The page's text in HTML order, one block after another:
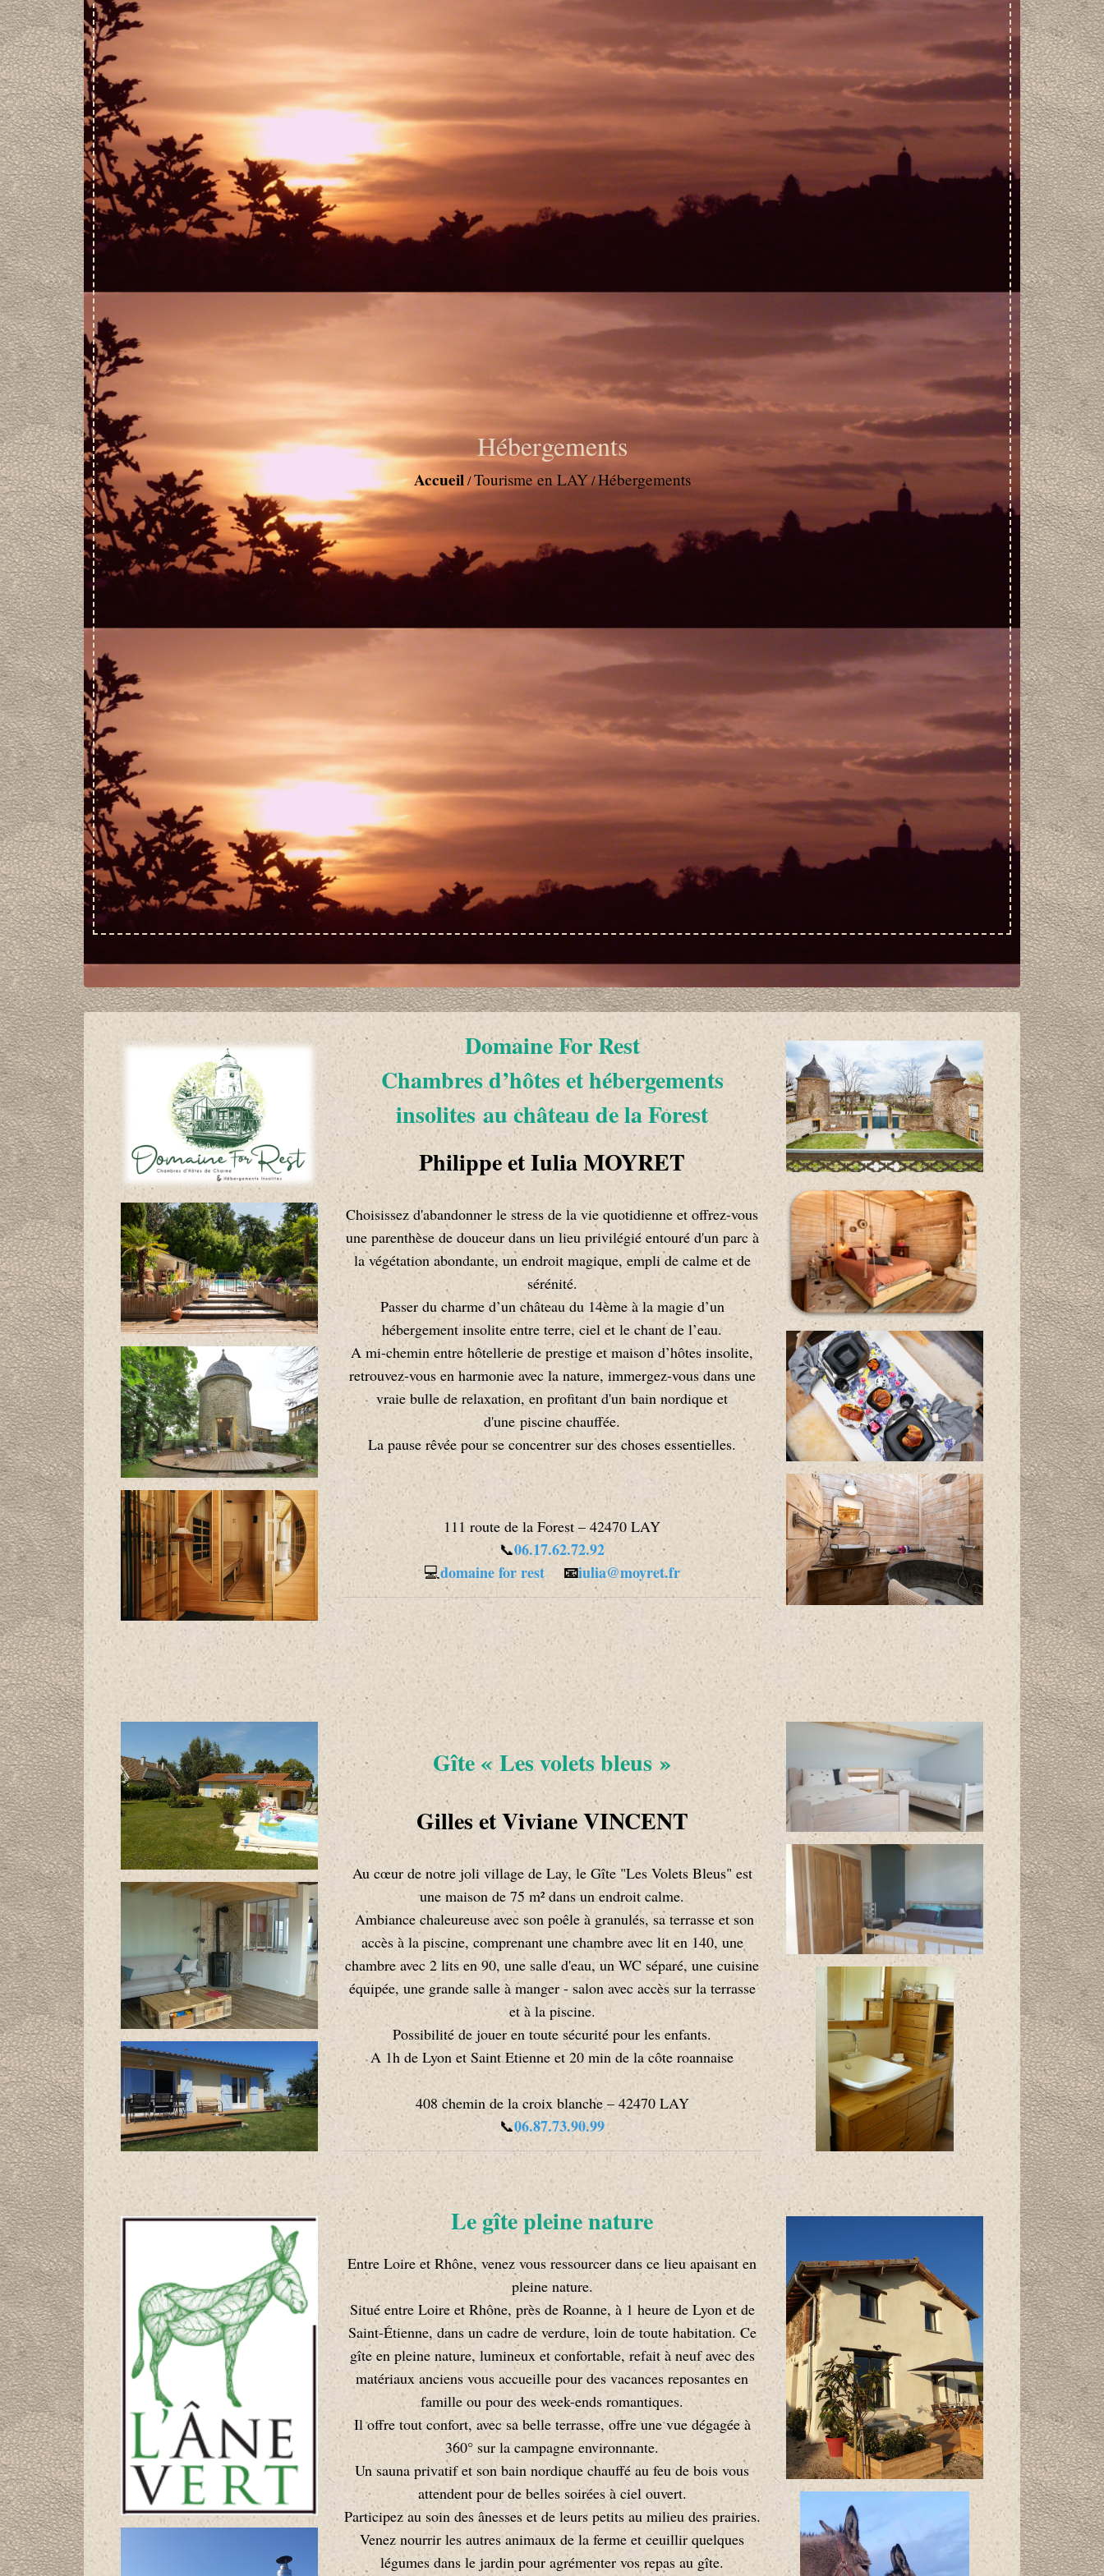
Hébergements
Accueil /Tourisme en LAY/Hébergements
Domaine For Rest
Chambres d’hôtes et hébergements
insolites au château de la Forest
Philippe et Iulia MOYRET
Choisissez d'abandonner le stress de la vie quotidienne et offrez-vous
une parenthèse de douceur dans un lieu privilégié entouré d'un parc à
la végétation abondante, un endroit magique, empli de calme et de
sérénité.
Passer du charme d’un château du 14ème à la magie d’un
hébergement insolite entre terre, ciel et le chant de l’eau.
A mi-chemin entre hôtellerie de prestige et maison d’hôtes insolite,
retrouvez-vous en harmonie avec la nature, immergez-vous dans une
vraie bulle de relaxation, en profitant d'un bain nordique et
d'une piscine chauffée.
La pause rêvée pour se concentrer sur des choses essentielles.
111 route de la Forest – 42470 LAY
📞06.17.62.72.92
💻domaine for rest 📧iulia@moyret.fr
Gîte « Les volets bleus »
Gilles et Viviane VINCENT
Au cœur de notre joli village de Lay, le Gîte "Les Volets Bleus" est
une maison de 75 m² dans un endroit calme.
Ambiance chaleureuse avec son poêle à granulés, sa terrasse et son
accès à la piscine, comprenant une chambre avec lit en 140, une
chambre avec 2 lits en 90, une salle d'eau, un WC séparé, une cuisine
équipée, une grande salle à manger - salon avec accès sur la terrasse
et à la piscine.
Possibilité de jouer en toute sécurité pour les enfants.
A 1h de Lyon et Saint Etienne et 20 min de la côte roannaise
408 chemin de la croix blanche – 42470 LAY
📞06.87.73.90.99
Le gîte pleine nature
Entre Loire et Rhône, venez vous ressourcer dans ce lieu apaisant en
pleine nature.
Situé entre Loire et Rhône, près de Roanne, à 1 heure de Lyon et de
Saint-Étienne, dans un cadre de verdure, loin de toute habitation. Ce
gîte en pleine nature, lumineux et confortable, refait à neuf avec des
matériaux anciens vous accueille pour des vacances reposantes en
famille ou pour des week-ends romantiques.
Il offre tout confort, avec sa belle terrasse, offre une vue dégagée à
360° sur la campagne environnante.
Un sauna privatif et son bain nordique chauffé au feu de bois vous
attendent pour de belles soirées à ciel ouvert.
Participez au soin des ânesses et de leurs petits au milieu des prairies.
Venez nourrir les autres animaux de la ferme et ceuillir quelques
légumes dans le jardin pour agrémenter vos repas au gîte.